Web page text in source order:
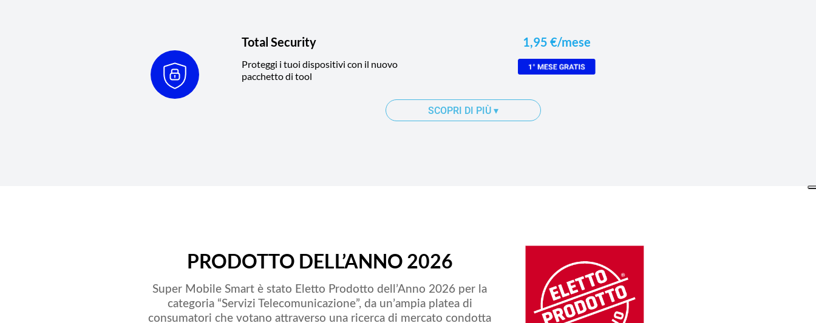
Total Security
Proteggi i tuoi dispositivi con il nuovo
pacchetto di tool
1,95 €/mese
SCOPRI DI PIÙ▾
PRODOTTO DELL’ANNO 2026
Super Mobile Smart è stato Eletto Prodotto dell’Anno 2026 per la
categoria “Servizi Telecomunicazione”, da un’ampia platea di
consumatori che votano attraverso una ricerca di mercato condotta